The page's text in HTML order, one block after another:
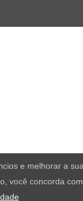
e melhorar a
você concorda